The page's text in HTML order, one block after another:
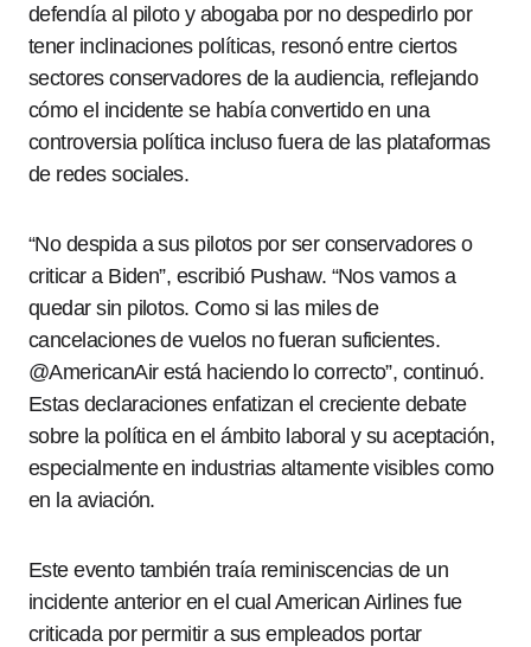
defendía al piloto y abogaba por no despedirlo por
tener inclinaciones políticas, resonó entre ciertos
sectores conservadores de la audiencia, reflejando
cómo el incidente se había convertido en una
controversia política incluso fuera de las plataformas
de redes sociales.
“No despida a sus pilotos por ser conservadores o
criticar a Biden”, escribió Pushaw. “Nos vamos a
quedar sin pilotos. Como si las miles de
cancelaciones de vuelos no fueran suficientes.
@AmericanAir está haciendo lo correcto”, continuó.
Estas declaraciones enfatizan el creciente debate
sobre la política en el ámbito laboral y su aceptación,
especialmente en industrias altamente visibles como
en la aviación.
Este evento también traía reminiscencias de un
incidente anterior en el cual American Airlines fue
criticada por permitir a sus empleados portar